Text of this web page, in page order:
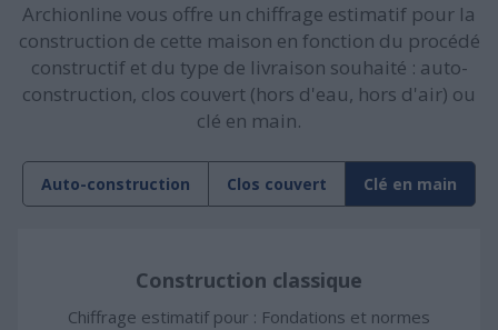
Archionline vous offre un chiffrage estimatif pour la
construction de cette maison en fonction du procédé
constructif et du type de livraison souhaité : auto-
construction, clos couvert (hors d'eau, hors d'air) ou
clé en main.
Auto-construction Clos couvert Clé en main
Construction classique
Chiffrage estimatif pour : Fondations et normes